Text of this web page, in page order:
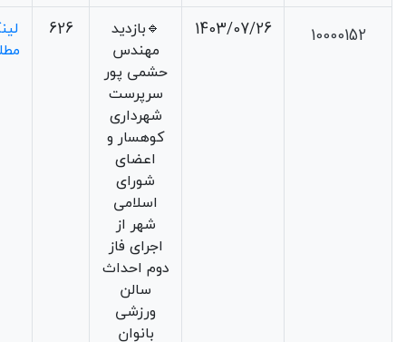
10000152
1403/07/26
🔹بازدید
مهندس
حشمی پور
سرپرست
شهرداری
کوهسار و
اعضای
شورای
اسلامی
شهر از
اجرای فاز
دوم احداث
سالن
ورزشی
بانوان
626